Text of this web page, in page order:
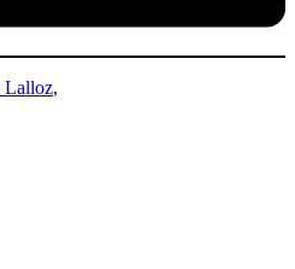
Lalloz,